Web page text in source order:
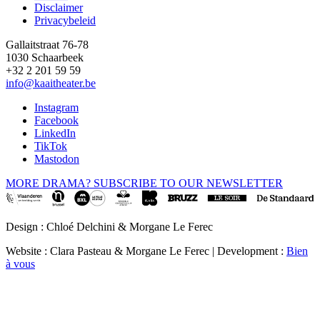
Disclaimer
Privacybeleid
Gallaitstraat 76-78
1030 Schaarbeek
+32 2 201 59 59
info@kaaitheater.be
Instagram
Facebook
LinkedIn
TikTok
Mastodon
MORE DRAMA? SUBSCRIBE TO OUR NEWSLETTER
Design : Chloé Delchini & Morgane Le Ferec
Website : Clara Pasteau & Morgane Le Ferec | Development : Bien
à vous